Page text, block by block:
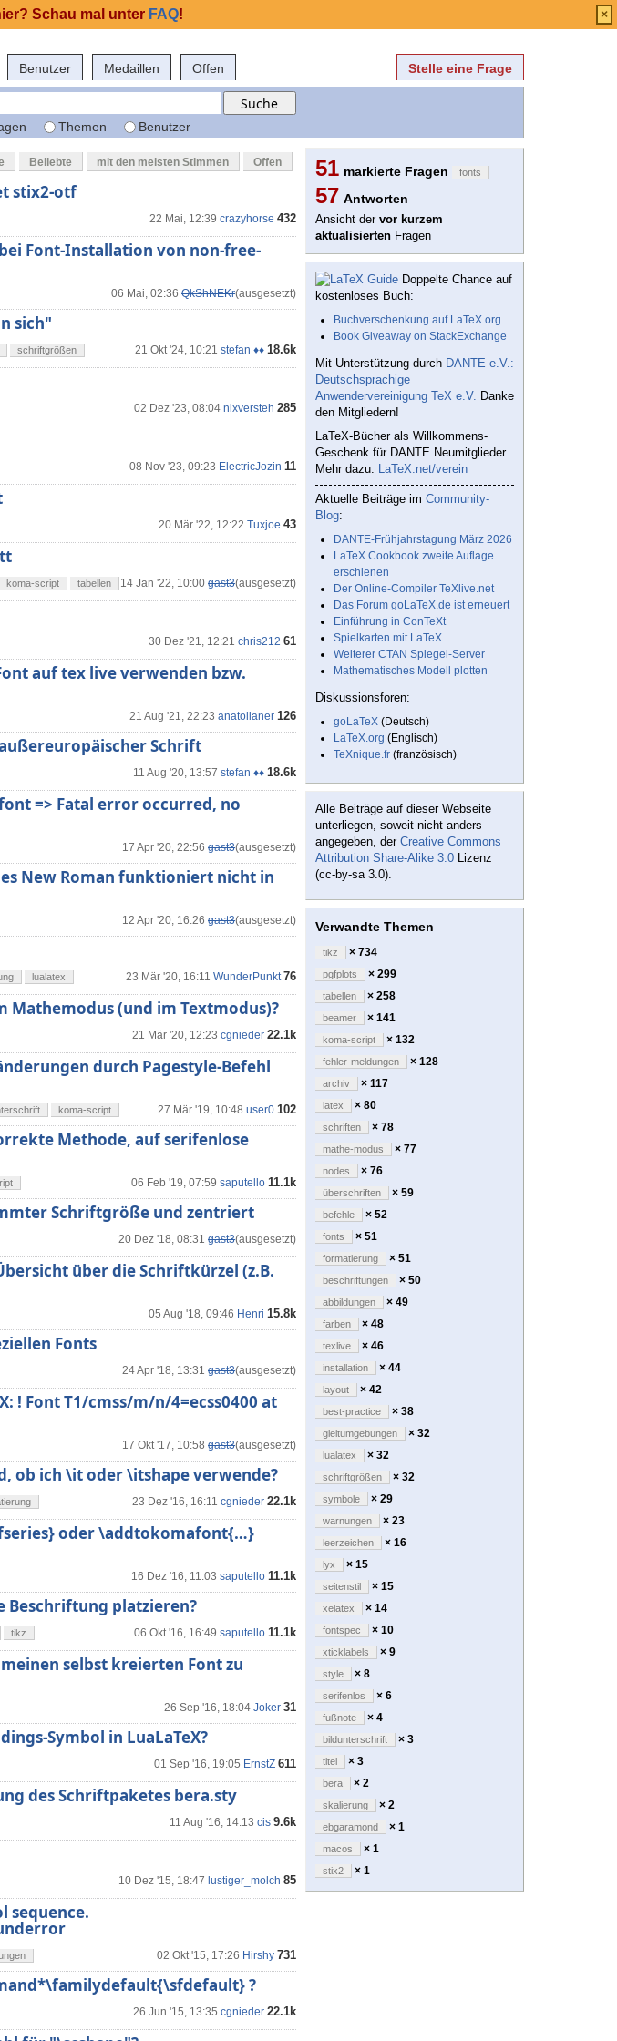
Benutzer Medaillen Offen Stelle eine Frage
Themen Benutzer
Beliebte mit den meisten Stimmen Offen
stix2-otf
22 Mai, 12:39 crazyhorse 432
Font-Installation von non-free-
06 Mai, 02:36 QkShNEKr(ausgesetzt)
sich"
21 Okt '24, 10:21 stefan ♦♦ 18.6k
schriftgrößen
02 Dez '23, 08:04 nixversteh 285
08 Nov '23, 09:23 ElectricJozin 11
20 Mär '22, 12:22 Tuxjoe 43
14 Jan '22, 10:00 gast3(ausgesetzt)
koma-script tabellen
30 Dez '21, 12:21 chris212 61
auf tex live verwenden bzw.
21 Aug '21, 22:23 anatolianer 126
Schrift
11 Aug '20, 13:57 stefan ♦♦ 18.6k
=> Fatal error occurred, no
17 Apr '20, 22:56 gast3(ausgesetzt)
New Roman funktioniert nicht in
12 Apr '20, 16:26 gast3(ausgesetzt)
23 Mär '20, 16:11 WunderPunkt 76
lualatex
Mathemodus (und im Textmodus)?
21 Mär '20, 12:23 cgnieder 22.1k
durch Pagestyle-Befehl
27 Mär '19, 10:48 user0 102
koma-script
Methode, auf serifenlose
06 Feb '19, 07:59 saputello 11.1k
Schriftgröße und zentriert
20 Dez '18, 08:31 gast3(ausgesetzt)
über die Schriftkürzel (z.B.
05 Aug '18, 09:46 Henri 15.8k
Fonts
24 Apr '18, 13:31 gast3(ausgesetzt)
! Font T1/cmss/m/n/4=ecss0400 at
17 Okt '17, 10:58 gast3(ausgesetzt)
ob ich \it oder \itshape verwende?
23 Dez '16, 16:11 cgnieder 22.1k
oder \addtokomafont{…}
16 Dez '16, 11:03 saputello 11.1k
Beschriftung platzieren?
06 Okt '16, 16:49 saputello 11.1k
tikz
selbst kreierten Font zu
26 Sep '16, 18:04 Joker 31
Symbol in LuaLaTeX?
01 Sep '16, 19:05 ErnstZ 611
des Schriftpaketes bera.sty
11 Aug '16, 14:13 cis 9.6k
10 Dez '15, 18:47 lustiger_molch 85
sequence.
02 Okt '15, 17:26 Hirshy 731
?
26 Jun '15, 13:35 cgnieder 22.1k
51 markierte Fragen fonts
57 Antworten
Ansicht der vor kurzem
aktualisierten Fragen
Doppelte Chance auf
kostenloses Buch:
Buchverschenkung auf LaTeX.org
Book Giveaway on StackExchange
Mit Unterstützung durch DANTE e.V.:
Deutschsprachige
Anwendervereinigung TeX e.V. Danke
den Mitgliedern!
LaTeX-Bücher als Willkommens-
Geschenk für DANTE Neumitglieder.
Mehr dazu: LaTeX.net/verein
Aktuelle Beiträge im Community-
Blog:
DANTE-Frühjahrstagung März 2026
LaTeX Cookbook zweite Auflage
erschienen
Der Online-Compiler TeXlive.net
Das Forum goLaTeX.de ist erneuert
Einführung in ConTeXt
Spielkarten mit LaTeX
Weiterer CTAN Spiegel-Server
Mathematisches Modell plotten
Diskussionsforen:
goLaTeX (Deutsch)
LaTeX.org (Englisch)
TeXnique.fr (französisch)
Alle Beiträge auf dieser Webseite
unterliegen, soweit nicht anders
angegeben, der Creative Commons
Attribution Share-Alike 3.0 Lizenz
(cc-by-sa 3.0).
Verwandte Themen
tikz × 734
pgfplots × 299
tabellen × 258
beamer × 141
koma-script × 132
fehler-meldungen × 128
archiv × 117
latex × 80
schriften × 78
mathe-modus × 77
nodes × 76
überschriften × 59
befehle × 52
fonts × 51
formatierung × 51
beschriftungen × 50
abbildungen × 49
farben × 48
texlive × 46
installation × 44
layout × 42
best-practice × 38
gleitumgebungen × 32
lualatex × 32
schriftgrößen × 32
symbole × 29
warnungen × 23
leerzeichen × 16
lyx × 15
seitenstil × 15
xelatex × 14
fontspec × 10
xticklabels × 9
style × 8
serifenlos × 6
fußnote × 4
bildunterschrift × 3
titel × 3
bera × 2
skalierung × 2
ebgaramond × 1
macos × 1
stix2 × 1
Schau mal unter FAQ! ×